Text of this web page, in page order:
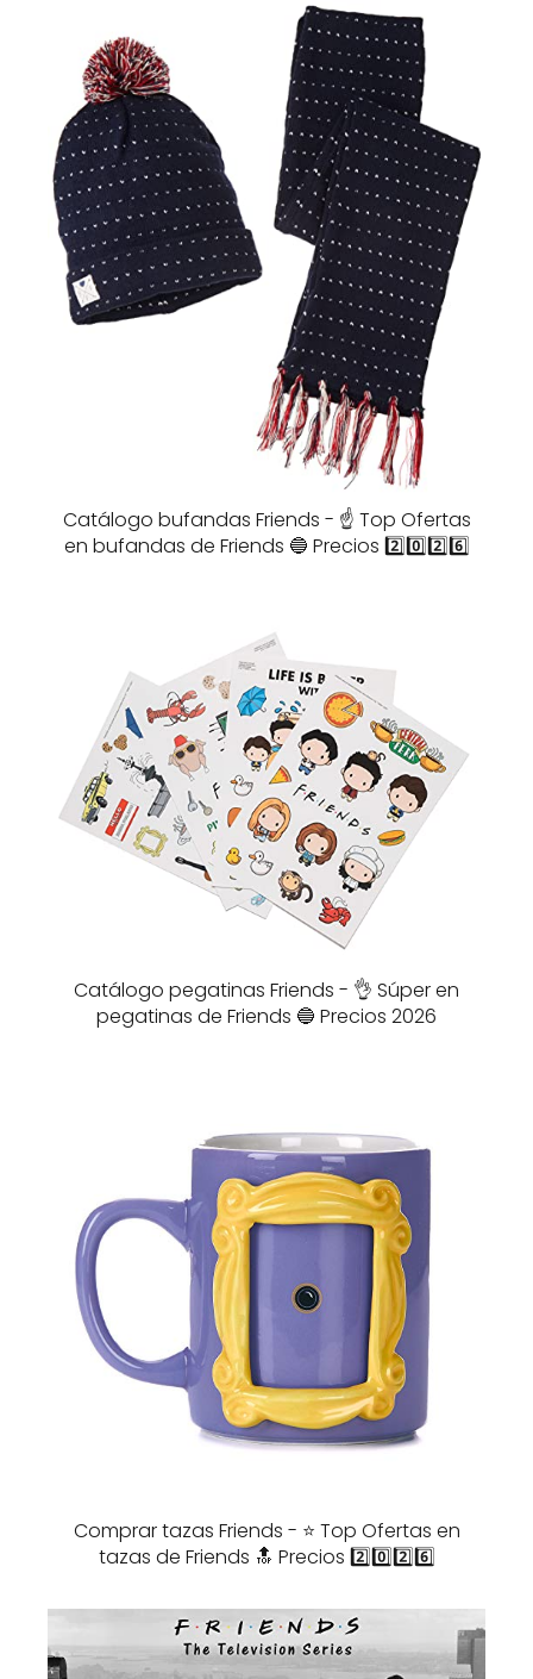
Catálogo bufandas Friends - ☝️ Top Ofertas
en bufandas de Friends 🔵 Precios 2️⃣0️⃣2️⃣6️⃣
Catálogo pegatinas Friends - 👌 Súper en
pegatinas de Friends 🔵 Precios 2026
Comprar tazas Friends - ⭐️ Top Ofertas en
tazas de Friends 🔝 Precios 2️⃣0️⃣2️⃣6️⃣